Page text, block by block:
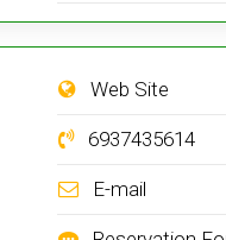
Web Site
6937435614
E-mail